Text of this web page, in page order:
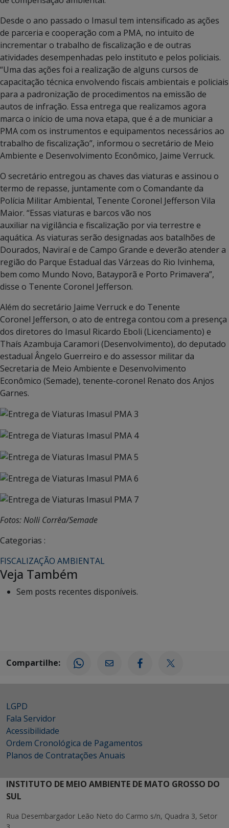
Desde o ano passado o Imasul tem intensificado as ações
de parceria e cooperação com a PMA, no intuito de
incrementar o trabalho de fiscalização e de outras
atividades desempenhadas pelo instituto e pelos policiais.
“Uma das ações foi a realização de alguns cursos de
capacitação técnica envolvendo fiscais ambientais e policiais
para a padronização de procedimentos na emissão de
autos de infração. Essa entrega que realizamos agora
marca o início de uma nova etapa, que é a de municiar a
PMA com os instrumentos e equipamentos necessários ao
trabalho de fiscalização”, informou o secretário de Meio
Ambiente e Desenvolvimento Econômico, Jaime Verruck.
O secretário entregou as chaves das viaturas e assinou o
termo de repasse, juntamente com o Comandante da
Polícia Militar Ambiental, Tenente Coronel Jefferson Vila
Maior. “Essas viaturas e barcos vão nos
auxiliar na vigilância e fiscalização por via terrestre e
aquática. As viaturas serão designadas aos batalhões de
Dourados, Naviraí e de Campo Grande e deverão atender a
região do Parque Estadual das Várzeas do Rio Ivinhema,
bem como Mundo Novo, Batayporã e Porto Primavera”,
disse o Tenente Coronel Jefferson.
Além do secretário Jaime Verruck e do Tenente
Coronel Jefferson, o ato de entrega contou com a presença
dos diretores do Imasul Ricardo Eboli (Licenciamento) e
Thaís Azambuja Caramori (Desenvolvimento), do deputado
estadual Ângelo Guerreiro e do assessor militar da
Secretaria de Meio Ambiente e Desenvolvimento
Econômico (Semade), tenente-coronel Renato dos Anjos
Garnes.
Fotos: Nolli Corrêa/Semade
Categorias :
FISCALIZAÇÃO AMBIENTAL
Veja Também
Sem posts recentes disponíveis.
Compartilhe:
LGPD
Fala Servidor
Acessibilidade
Ordem Cronológica de Pagamentos
Planos de Contratações Anuais
INSTITUTO DE MEIO AMBIENTE DE MATO GROSSO DO
SUL
Rua Desembargador Leão Neto do Carmo s/n, Quadra 3, Setor